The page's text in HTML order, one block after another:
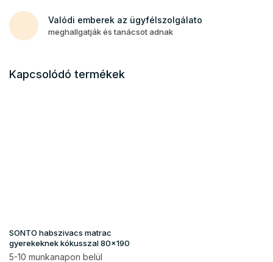
Valódi emberek az ügyfélszolgálato
meghallgatják és tanácsot adnak
Kapcsolódó termékek
SONTO habszivacs matrac
gyerekeknek kókusszal 80x190
5-10 munkanapon belül